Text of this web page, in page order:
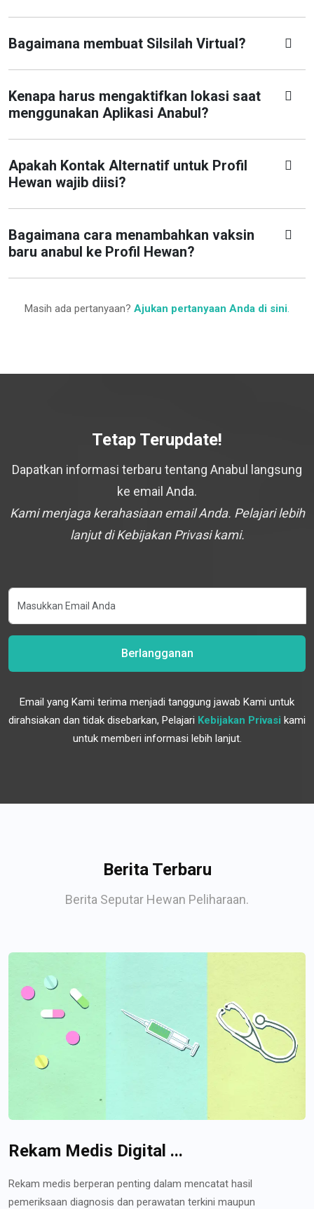
Bagaimana membuat Silsilah Virtual?
Kenapa harus mengaktifkan lokasi saat
menggunakan Aplikasi Anabul?
Apakah Kontak Alternatif untuk Profil
Hewan wajib diisi?
Bagaimana cara menambahkan vaksin
baru anabul ke Profil Hewan?
Masih ada pertanyaan? Ajukan pertanyaan Anda di sini.
Tetap Terupdate!
Dapatkan informasi terbaru tentang Anabul langsung
ke email Anda.
Kami menjaga kerahasiaan email Anda. Pelajari lebih
lanjut di Kebijakan Privasi kami.
Berlangganan
Email yang Kami terima menjadi tanggung jawab Kami untuk
dirahsiakan dan tidak disebarkan, Pelajari Kebijakan Privasi kami
untuk memberi informasi lebih lanjut.
Berita Terbaru
Berita Seputar Hewan Peliharaan.
Rekam Medis Digital ...
Rekam medis berperan penting dalam mencatat hasil
pemeriksaan diagnosis dan perawatan terkini maupun